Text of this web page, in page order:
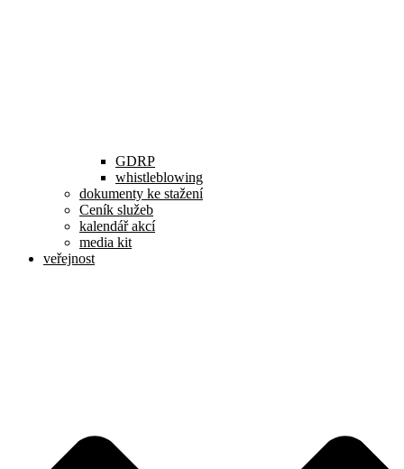
GDRP
whistleblowing
dokumenty ke stažení
Ceník služeb
kalendář akcí
media kit
veřejnost